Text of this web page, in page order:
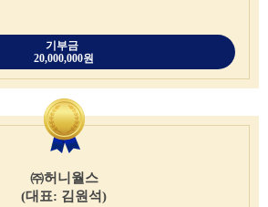
기부금
20,000,000원
㈜허니월스
(대표: 김원석)